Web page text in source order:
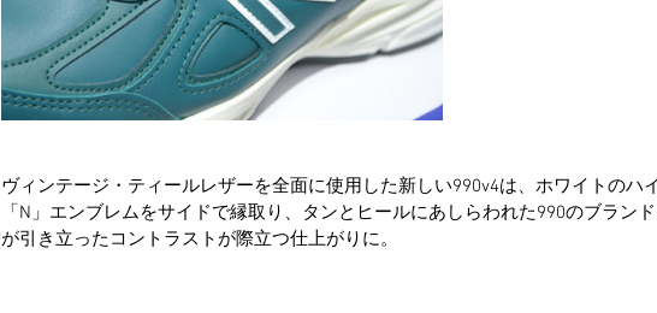
ヴィンテージ・ティールレザーを全面に使用した新しい990v4は、ホワイトのハ
「N」エンブレムをサイドで縁取り、タンとヒールにあしらわれた990のブラン
が引き立ったコントラストが際立つ仕上がりに。